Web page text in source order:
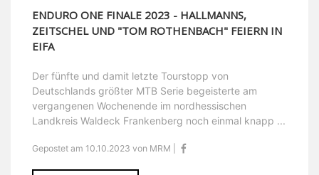
ENDURO ONE FINALE 2023 - HALLMANNS,
ZEITSCHEL UND "TOM ROTHENBACH" FEIERN IN
EIFA
Der fünfte und damit letzte Tourstopp von
Deutschlands größter MTB Serie begeisterte am
vergangenen Wochenende im nordhessischen
Landkreis Waldeck Frankenberg noch einmal knapp ...
Gepostet am 10.10.2023 von MRM |